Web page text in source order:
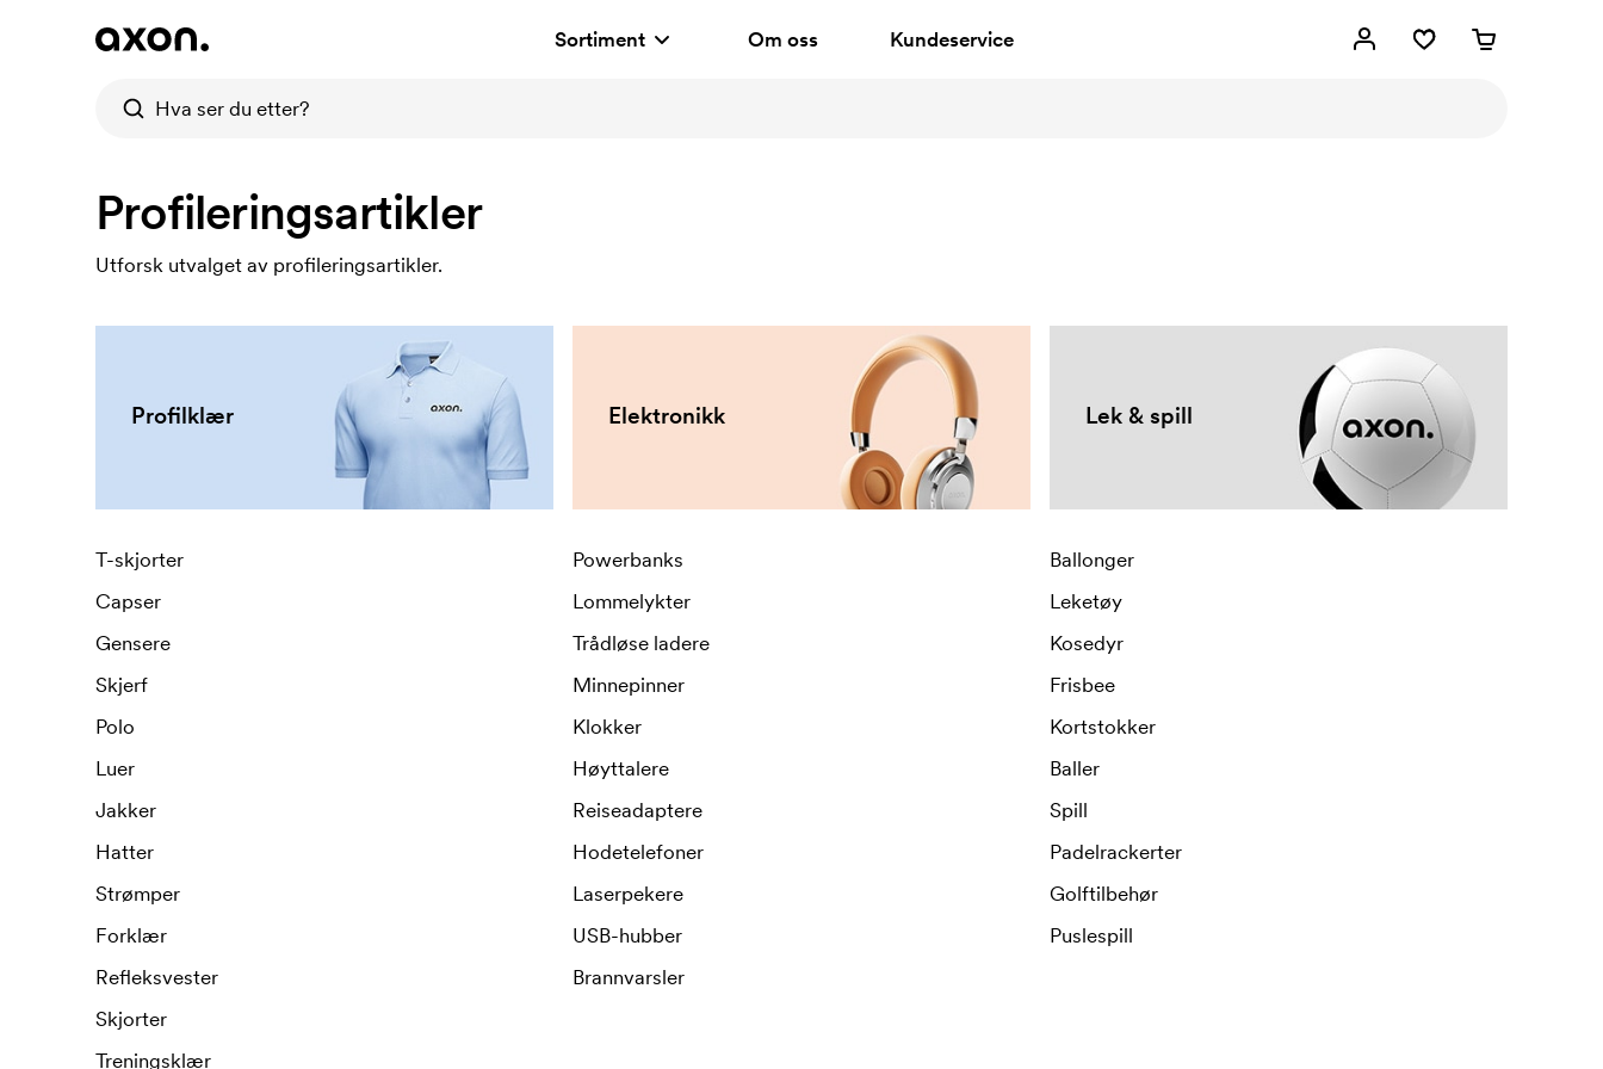
Sortiment Om oss Kundeservice
Profileringsartikler
Utforsk utvalget av profileringsartikler.
Profilklær
T-skjorter
Capser
Gensere
Skjerf
Polo
Luer
Jakker
Hatter
Strømper
Forklær
Refleksvester
Skjorter
Treningsklær
Elektronikk
Powerbanks
Lommelykter
Trådløse ladere
Minnepinner
Klokker
Høyttalere
Reiseadaptere
Hodetelefoner
Laserpekere
USB-hubber
Brannvarsler
Lek & spill
Ballonger
Leketøy
Kosedyr
Frisbee
Kortstokker
Baller
Spill
Padelrackerter
Golftilbehør
Puslespill